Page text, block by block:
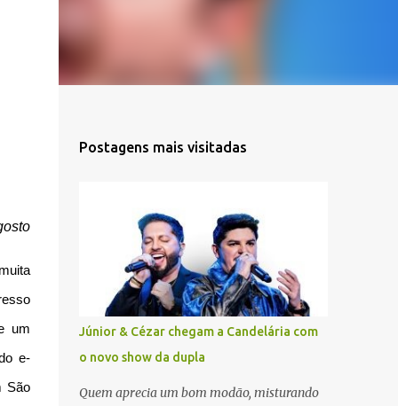
um
e-
São
Postagens mais visitadas
Júnior & Cézar chegam a Candelária com
o novo show da dupla
Quem aprecia um bom modão, misturando